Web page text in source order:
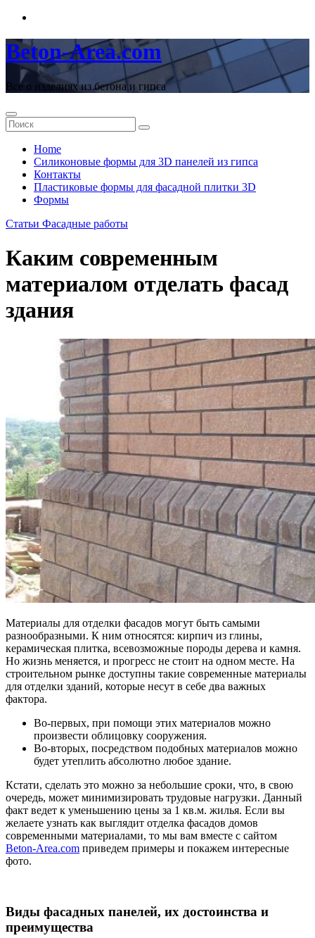
Перейти
содержимому
Beton-Area.com
Все о изделиях из бетона и гипса
Home
Cиликоновые формы для 3D панелей из гипса
Контакты
Пластиковые формы для фасадной плитки 3D
Формы
Статьи Фасадные работы
Каким современным
материалом отделать фасад
здания
Материалы для отделки фасадов могут быть самыми
разнообразными. К ним относятся: кирпич из глины,
керамическая плитка, всевозможные породы дерева и камня.
Но жизнь меняется, и прогресс не стоит на одном месте. На
строительном рынке доступны такие современные материалы
для отделки зданий, которые несут в себе два важных
фактора.
Во-первых, при помощи этих материалов можно
произвести облицовку сооружения.
Во-вторых, посредством подобных материалов можно
будет утеплить абсолютно любое здание.
Кстати, сделать это можно за небольшие сроки, что, в свою
очередь, может минимизировать трудовые нагрузки. Данный
факт ведет к уменьшению цены за 1 кв.м. жилья. Если вы
желаете узнать как выглядит отделка фасадов домов
современными материалами, то мы вам вместе с сайтом
Beton-Area.com приведем примеры и покажем интересные
фото.
Виды фасадных панелей, их достоинства и
преимущества